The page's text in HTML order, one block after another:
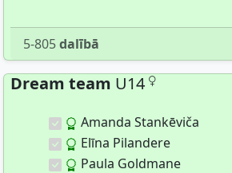
5-805dalībā
Dream team U14
Amanda Stankēviča
Elīna Pilandere
Paula Goldmane